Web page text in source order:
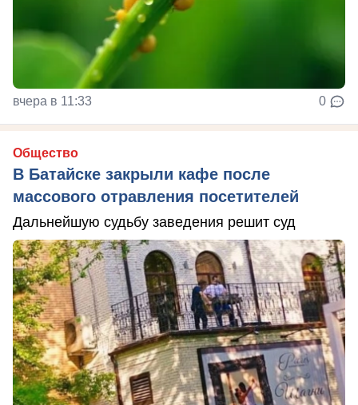
вчера в 11:33 0
Общество
В Батайске закрыли кафе после
массового отравления посетителей
Дальнейшую судьбу заведения решит суд